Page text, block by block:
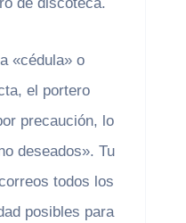
«cédula» o
el portero
precaución, lo
deseados». Tu
todos los
posibles para